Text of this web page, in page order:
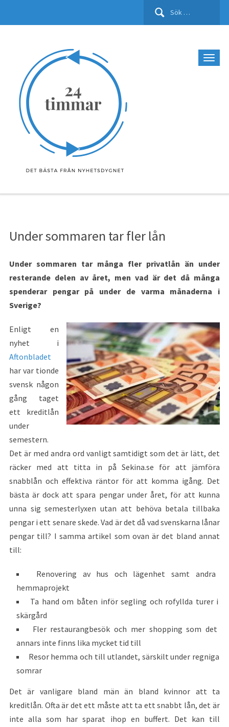
Sök
Under sommaren tar fler lån
Under sommaren tar många fler privatlån än under
resterande delen av året, men vad är det då många
spenderar pengar på under de varma månaderna i
Sverige?
Enligt en
nyhet i
Aftonbladet
har var tionde
svensk någon
gång taget
ett kreditlån
under
semestern.
Det är med andra ord vanligt samtidigt som det är lätt, det
räcker med att titta in på Sekina.se för att jämföra
snabblån och effektiva räntor för att komma igång. Det
bästa är dock att spara pengar under året, för att kunna
unna sig semesterlyxen utan att behöva betala tillbaka
pengar i ett senare skede. Vad är det då vad svenskarna lånar
pengar till? I samma artikel som ovan är det bland annat
till:
Renovering av hus och lägenhet samt andra
hemmaprojekt
Ta hand om båten inför segling och rofyllda turer i
skärgård
Fler restaurangbesök och mer shopping som det
annars inte finns lika mycket tid till
Resor hemma och till utlandet, särskilt under regniga
somrar
Det är vanligare bland män än bland kvinnor att ta
kreditlån. Ofta är det ett måste att ta ett snabbt lån, det är
inte alla som har sparat ihop en buffert. Det kan till